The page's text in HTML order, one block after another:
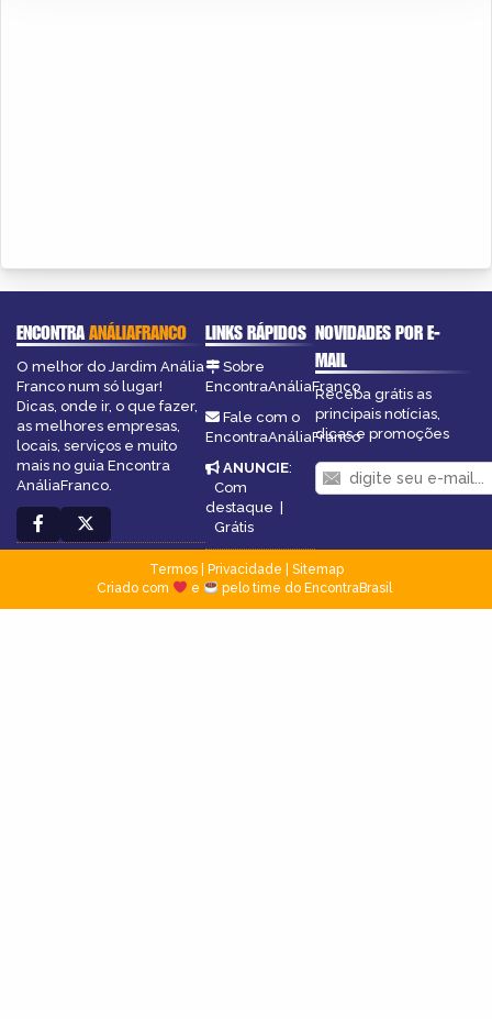
ENCONTRAANÁLIAFRANCO
O melhor do Jardim Anália
Franco num só lugar!
Dicas, onde ir, o que fazer,
as melhores empresas,
locais, serviços e muito
mais no guia Encontra
AnáliaFranco.
LINKS RÁPIDOS
Sobre
EncontraAnáliaFranco
Fale com o
EncontraAnáliaFranco
ANUNCIE:
Com
destaque |
Grátis
NOVIDADES POR E-
MAIL
Receba grátis as
principais notícias,
dicas e promoções
Termos| Privacidade
Sitemap
Criado com
e pelo time do EncontraBrasil